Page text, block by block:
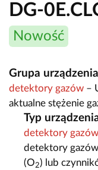
DG-
Nowość
Grupa urządzenia
detektory gazów –
aktualne stężenie
Typ
detektory
detektory
(O2) lub